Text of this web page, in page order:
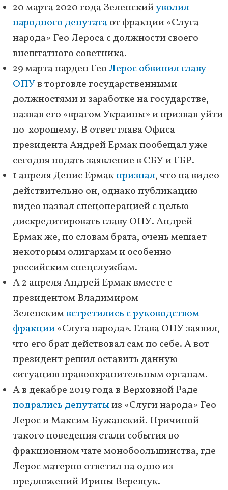
20 марта 2020 года Зеленскийуволил
народного депутатаот фракции «Слуга
народа» Гео Лероса с должности своего
внештатного советника.
29 марта нардеп Гео Лерос обвинил главу
ОПУв торговле государственными
должностями и заработке на государстве,
назвав его «врагом Украины» и призвав уйти
по-хорошему. В ответ глава Офиса
президента Андрей Ермак пообещал уже
сегодня подать заявление в СБУ и ГБР.
1 апреля Денис Ермакпризнал, что на видео
действительно он, однако публикацию
видео назвал спецоперацией с целью
дискредитировать главу ОПУ. Андрей
Ермак же, по словам брата, очень мешает
некоторым олигархам и особенно
российским спецслужбам.
А 2 апреля Андрей Ермак вместе с
президентом Владимиром
Зеленскимвстретились с руководством
фракции«Слуга народа». Глава ОПУ заявил,
что его брат действовал сам по себе. А вот
президент решил оставить данную
ситуацию правоохранительным органам.
А в декабре 2019 года в Верховной Раде
подрались депутатыиз «Слуги народа» Гео
Лерос и Максим Бужанский. Причиной
такого поведения стали события во
фракционном чате монобоольшинства, где
Лерос матерно ответил на одно из
предложений Ирины Верещук.